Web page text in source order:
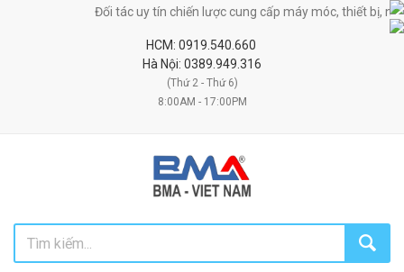
Đối tác uy tín chiến lược cung cấp máy móc, thiết bị, nguyên
HCM: 0919.540.660
Hà Nội: 0389.949.316
(Thứ 2 - Thứ 6)
8:00AM - 17:00PM